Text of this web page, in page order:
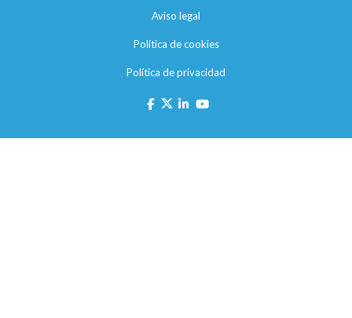
Aviso legal
Política de cookies
Política de privacidad